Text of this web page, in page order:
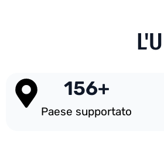
Paese supportato
156+